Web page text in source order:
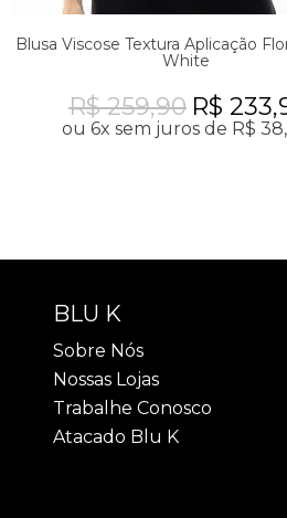
Blusa Viscose Textura Aplicação
White
R$ 259,90 R$
ou 6x sem juros de R$
BLU K
Sobre Nós
Nossas Lojas
Trabalhe Conosco
Atacado Blu K